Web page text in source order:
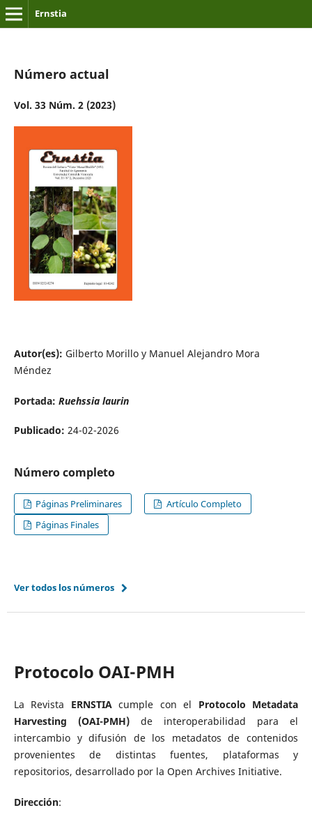
Ernstia
Número actual
Vol. 33 Núm. 2 (2023)
Autor(es): Gilberto Morillo y Manuel Alejandro Mora
Méndez
Portada: Ruehssia laurin
Publicado: 24-02-2026
Número completo
Páginas Preliminares
Artículo Completo
Páginas Finales
Ver todos los números
Protocolo OAI-PMH
La Revista ERNSTIAcumple con el Protocolo Metadata
Harvesting (OAI-PMH)de interoperabilidad para el
intercambio y difusión de los metadatos de contenidos
provenientes de distintas fuentes, plataformas y
repositorios, desarrollado por la Open Archives Initiative.
Dirección: